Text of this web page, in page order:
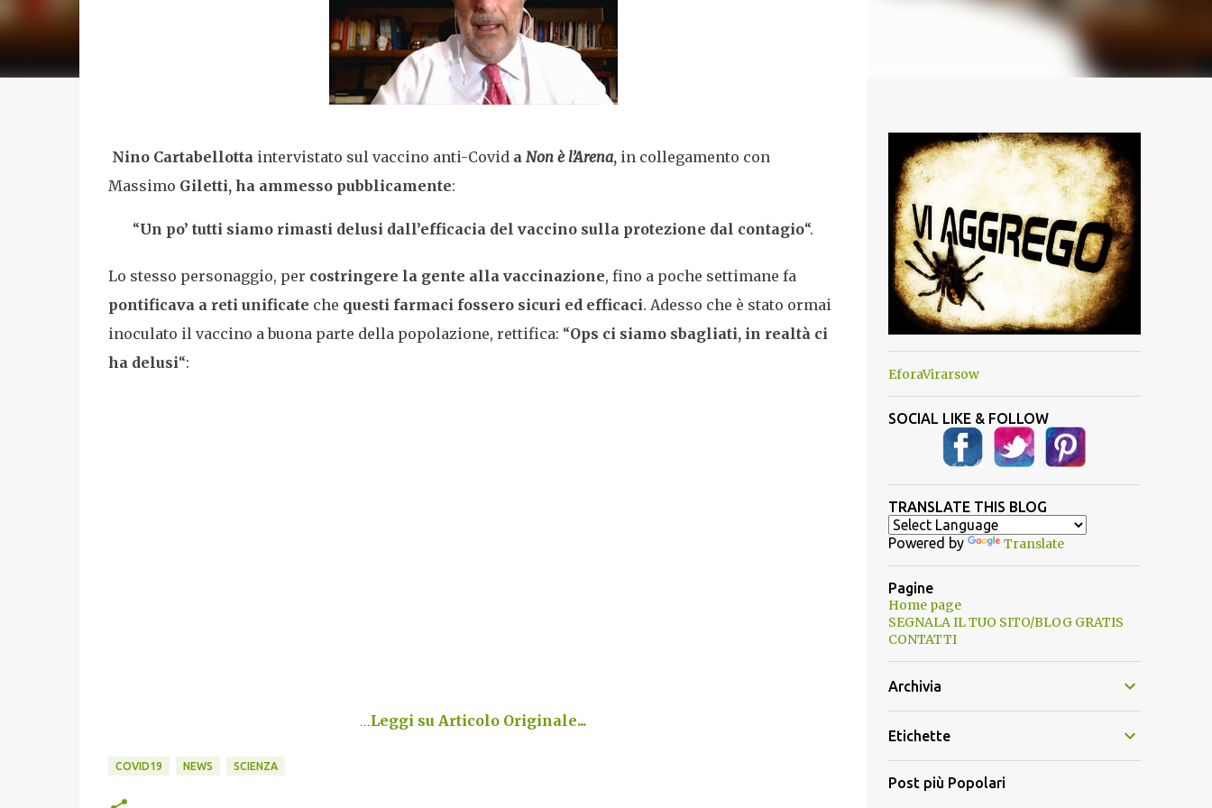
Nino Cartabellotta intervistato sul vaccino anti-Covid a Non è l’Arena, in collegamento con
Massimo Giletti, ha ammesso pubblicamente:
“Un po’ tutti siamo rimasti delusi dall’efficacia del vaccino sulla protezione dal contagio“.
Lo stesso personaggio, per costringere la gente alla vaccinazione, fino a poche settimane fa
pontificava a reti unificate che questi farmaci fossero sicuri ed efficaci. Adesso che è stato ormai
inoculato il vaccino a buona parte della popolazione, rettifica: “Ops ci siamo sbagliati, in realtà ci
ha delusi“:
...Leggi su Articolo Originale...
COVID19 NEWS SCIENZA
EforaVirarsow
SOCIAL LIKE & FOLLOW
TRANSLATE THIS BLOG
Powered by Translate
Pagine
Home page
SEGNALA IL TUO SITO/BLOG GRATIS
CONTATTI
Archivia
Etichette
Post più Popolari